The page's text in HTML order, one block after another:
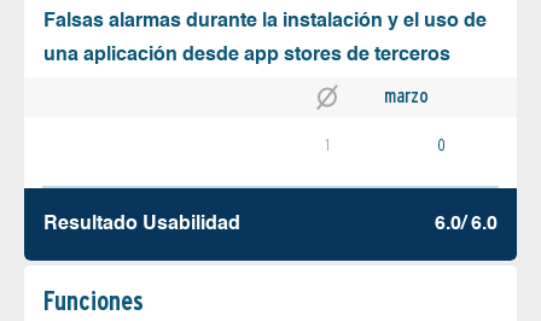
Falsas alarmas durante la instalación y el uso de
una aplicación desde app stores de terceros
marzo
1 0
Resultado Usabilidad 6.0/ 6.0
Funciones